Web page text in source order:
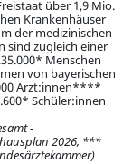
über 1,9 Mio.
Krankenhäuser
der medizinischen
sind zugleich einer
Menschen
von bayerischen
Ärzt:innen****
Schüler:innen
-
2026, ***